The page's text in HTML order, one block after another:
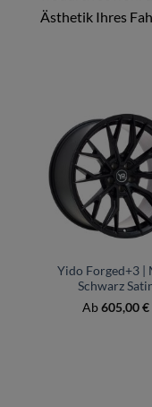
Ästhetik Ihres
Yido Forged+3 |
Schwarz
Ab605,00€